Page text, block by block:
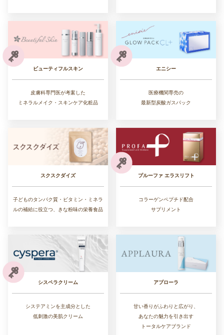
ビューティフルスキン
皮膚科専門医が考案した
ミネラルメイク・スキンケア化粧品
エニシー
医療機関専売の
最新型炭酸ガスパック
スクスクダイズ
子どものタンパク質・ビタミン・ミネラ
ルの補給に役立つ、きな粉味の栄養食品
プルーファ エラスリフト
コラーゲンペプチド配合
サプリメント
シスペラクリーム
システアミンを主成分とした
低刺激の美肌クリーム
アプローラ
甘い香りがふわりと広がり、
あなたの魅力を引き出す
トータルケアブランド